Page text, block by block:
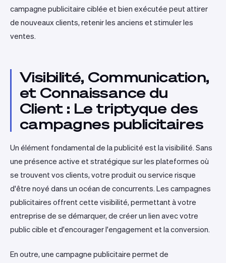
campagne publicitaire ciblée et bien exécutée peut attirer
de nouveaux clients, retenir les anciens et stimuler les
ventes.
Visibilité, Communication,
et Connaissance du
Client : Le triptyque des
campagnes publicitaires
Un élément fondamental de la publicité est la visibilité. Sans
une présence active et stratégique sur les plateformes où
se trouvent vos clients, votre produit ou service risque
d'être noyé dans un océan de concurrents. Les campagnes
publicitaires offrent cette visibilité, permettant à votre
entreprise de se démarquer, de créer un lien avec votre
public cible et d'encourager l'engagement et la conversion.
En outre, une campagne publicitaire permet de